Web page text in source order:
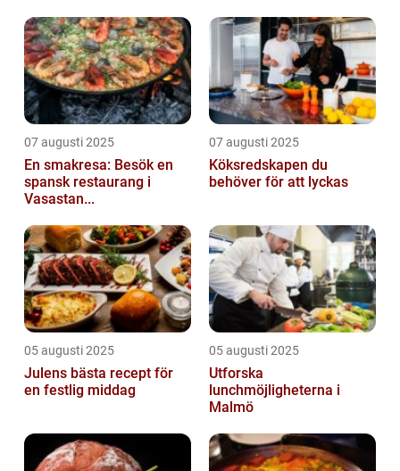
07 augusti 2025
En smakresa: Besök en
spansk restaurang i
Vasastan...
07 augusti 2025
Köksredskapen du
behöver för att lyckas
05 augusti 2025
Julens bästa recept för
en festlig middag
05 augusti 2025
Utforska
lunchmöjligheterna i
Malmö